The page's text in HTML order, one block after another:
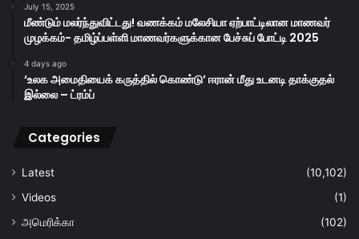
July 15, 2025
மீண்டும் மலர்ந்துவிட்டது! வணக்கம் மலேசியா ஏற்பாட்டிலான மாணவர்
முழக்கம்- தமிழ்ப்பள்ளி மாணவர்களுக்கான பேச்சுப் போட்டி 2025
4 days ago
‘உலக அமைதியைக் கருத்தில் கொண்டு’ ஈரான் மீது உடனடி தாக்குதல்
இல்லை – ட்ரம்ப்
Categories
Latest
(10,102)
Videos
(1)
அமெரிக்கா
(102)